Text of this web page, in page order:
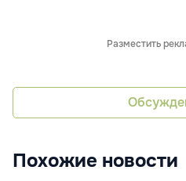
Разместить
Похожие новости